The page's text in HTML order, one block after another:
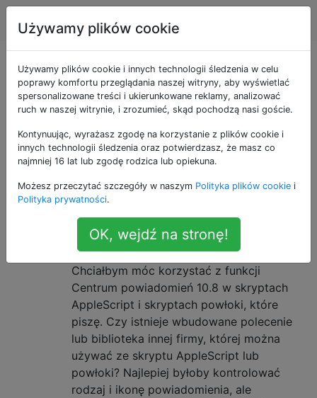
Apple Tagi
Pytania otagowane
jako mountain-lion
OS X 10.8 Mountain Lion to dziewiąta główna wersja
systemu operacyjnego Apple OS X.
12
Jak mogę uruchomić
powiadomienie w Centrum
powiadomień ze skryptu
AppleScript lub skryptu powłoki?
Chciałbym móc korzystać z funkcji
Centrum powiadomień 10.8 w skryptach
AppleScript i skryptach powłoki, które
piszę. Czy istnieje wbudowane polecenie
lub biblioteka innej firmy, której można
używać ze skryptu AppleScript lub
powłoki? Najlepiej byłoby kontrolować
rodzaj i ikonę powiadomienia, ale
Używamy plików cookie
Używamy plików cookie i innych technologii śledzenia w celu
poprawy komfortu przeglądania naszej witryny, aby wyświetlać
spersonalizowane treści i ukierunkowane reklamy, analizować
ruch w naszej witrynie, i zrozumieć, skąd pochodzą nasi goście.
Kontynuując, wyrażasz zgodę na korzystanie z plików cookie i
innych technologii śledzenia oraz potwierdzasz, że masz co
najmniej 16 lat lub zgodę rodzica lub opiekuna.
Możesz przeczytać szczegóły w naszym Polityka plików cookie i
Polityka prywatności.
OK, wejdź na stronę!